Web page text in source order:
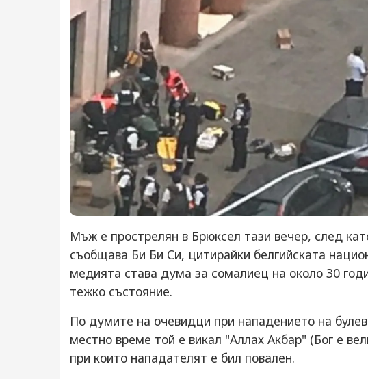
Мъж е прострелян в Брюксел тази вечер, след
съобщава Би Би Си, цитирайки белгийската
медията става дума за сомалиец на около 30
тежко състояние.
По думите на очевидци при нападението на
местно време той е викал "Аллах Акбар" (Бог е
при които нападателят е бил повален.